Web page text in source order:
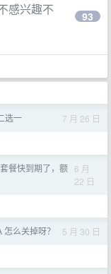
感兴趣不
93
选一 7 月 26 日
餐快到期了，额 6 月
22 日
么关掉呀？ 5 月 30 日